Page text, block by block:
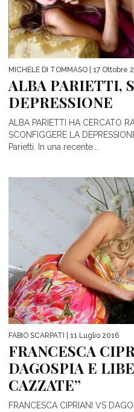
MICHELE DI TOMMASO | 17 Ottobre
ALBA PARIETTI,
DEPRESSIONE
ALBA PARIETTI HA CERCATO
SCONFIGGERE LA
Parietti. In una recente...
FABIO SCARPATI | 11 Luglio 2016
FRANCESCA
DAGOSPIA E
CAZZATE”
FRANCESCA CIPRIANI VS